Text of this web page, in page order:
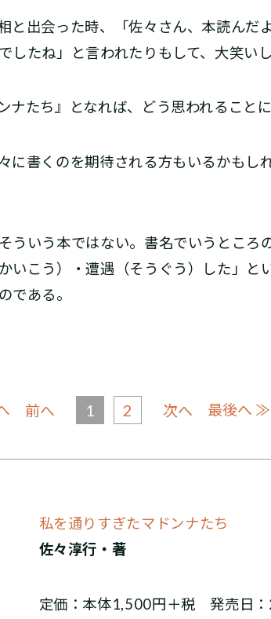
出会った時、「佐々さん、本読んだ
たね」と言われたりもして、大笑い
たち』となれば、どう思われること
書くのを期待される方もいるかもし
いう本ではない。書名でいうところ
いこう）・遭遇（そうぐう）した」と
である。
前へ 1 2 次へ 最後へ ≫
私を通りすぎたマドンナたち
佐々淳行・著
定価：本体1,500円＋税 発売日